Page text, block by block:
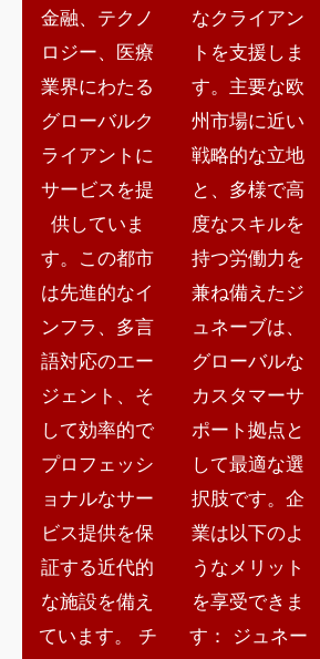
金融、テクノ
ロジー、医療
業界にわたる
グローバルク
ライアントに
サービスを提
供していま
す。この都市
は先進的なイ
ンフラ、多言
語対応のエー
ジェント、そ
して効率的で
プロフェッシ
ョナルなサー
ビス提供を保
証する近代的
な施設を備え
ています。 チ
なクライアン
トを支援しま
す。主要な欧
州市場に近い
戦略的な立地
と、多様で高
度なスキルを
持つ労働力を
兼ね備えたジ
ュネーブは、
グローバルな
カスタマーサ
ポート拠点と
して最適な選
択肢です。企
業は以下のよ
うなメリット
を享受できま
す：
ジュネー